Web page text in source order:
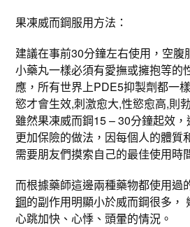
果凍威而鋼服用方法：
建議在事前30分鐘左右使用，空腹
小藥丸一樣必須有愛撫或擁抱等的
應，所有世界上PDE5抑製劑都一
慾才會生效,刺激愈大,性慾愈高,則
雖然果凍威而鋼15 – 30分鐘起效
更加保險的做法，因每個人的體質
需要朋友們摸索自己的最佳使用時
而根據藥師這邊兩種藥物都使用過
鋼的副作用明顯小於威而鋼很多，
心跳加快、心悸、頭暈的情況。